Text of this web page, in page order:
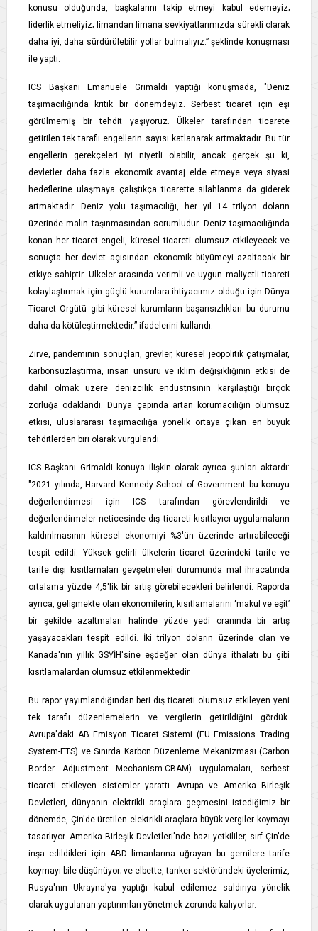
konusu olduğunda, başkalarını takip etmeyi kabul edemeyiz;
liderlik etmeliyiz; limandan limana sevkiyatlarımızda sürekli olarak
daha iyi, daha sürdürülebilir yollar bulmalıyız.” şeklinde konuşması
ile yaptı.
ICS Başkanı Emanuele Grimaldi yaptığı konuşmada, "Deniz
taşımacılığında kritik bir dönemdeyiz. Serbest ticaret için eşi
görülmemiş bir tehdit yaşıyoruz. Ülkeler tarafından ticarete
getirilen tek taraflı engellerin sayısı katlanarak artmaktadır. Bu tür
engellerin gerekçeleri iyi niyetli olabilir, ancak gerçek şu ki,
devletler daha fazla ekonomik avantaj elde etmeye veya siyasi
hedeflerine ulaşmaya çalıştıkça ticarette silahlanma da giderek
artmaktadır. Deniz yolu taşımacılığı, her yıl 14 trilyon doların
üzerinde malın taşınmasından sorumludur. Deniz taşımacılığında
konan her ticaret engeli, küresel ticareti olumsuz etkileyecek ve
sonuçta her devlet açısından ekonomik büyümeyi azaltacak bir
etkiye sahiptir. Ülkeler arasında verimli ve uygun maliyetli ticareti
kolaylaştırmak için güçlü kurumlara ihtiyacımız olduğu için Dünya
Ticaret Örgütü gibi küresel kurumların başarısızlıkları bu durumu
daha da kötüleştirmektedir.” ifadelerini kullandı.
Zirve, pandeminin sonuçları, grevler, küresel jeopolitik çatışmalar,
karbonsuzlaştırma, insan unsuru ve iklim değişikliğinin etkisi de
dahil olmak üzere denizcilik endüstrisinin karşılaştığı birçok
zorluğa odaklandı. Dünya çapında artan korumacılığın olumsuz
etkisi, uluslararası taşımacılığa yönelik ortaya çıkan en büyük
tehditlerden biri olarak vurgulandı.
ICS Başkanı Grimaldi konuya ilişkin olarak ayrıca şunları aktardı:
"2021 yılında, Harvard Kennedy School of Government bu konuyu
değerlendirmesi için ICS tarafından görevlendirildi ve
değerlendirmeler neticesinde dış ticareti kısıtlayıcı uygulamaların
kaldırılmasının küresel ekonomiyi %3'ün üzerinde artırabileceği
tespit edildi. Yüksek gelirli ülkelerin ticaret üzerindeki tarife ve
tarife dışı kısıtlamaları gevşetmeleri durumunda mal ihracatında
ortalama yüzde 4,5'lik bir artış görebilecekleri belirlendi. Raporda
ayrıca, gelişmekte olan ekonomilerin, kısıtlamalarını ‘makul ve eşit’
bir şekilde azaltmaları halinde yüzde yedi oranında bir artış
yaşayacakları tespit edildi. İki trilyon doların üzerinde olan ve
Kanada'nın yıllık GSYİH'sine eşdeğer olan dünya ithalatı bu gibi
kısıtlamalardan olumsuz etkilenmektedir.
Bu rapor yayımlandığından beri dış ticareti olumsuz etkileyen yeni
tek taraflı düzenlemelerin ve vergilerin getirildiğini gördük.
Avrupa'daki AB Emisyon Ticaret Sistemi (EU Emissions Trading
System-ETS) ve Sınırda Karbon Düzenleme Mekanizması (Carbon
Border Adjustment Mechanism-CBAM) uygulamaları, serbest
ticareti etkileyen sistemler yarattı. Avrupa ve Amerika Birleşik
Devletleri, dünyanın elektrikli araçlara geçmesini istediğimiz bir
dönemde, Çin'de üretilen elektrikli araçlara büyük vergiler koymayı
tasarlıyor. Amerika Birleşik Devletleri'nde bazı yetkililer, sırf Çin'de
inşa edildikleri için ABD limanlarına uğrayan bu gemilere tarife
koymayı bile düşünüyor; ve elbette, tanker sektöründeki üyelerimiz,
Rusya'nın Ukrayna'ya yaptığı kabul edilemez saldırıya yönelik
olarak uygulanan yaptırımları yönetmek zorunda kalıyorlar.